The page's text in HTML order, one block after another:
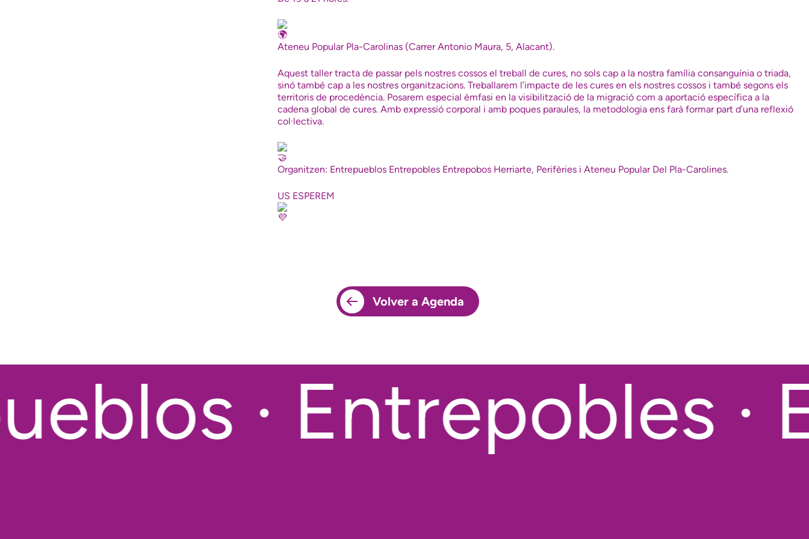
Ateneu Popular Pla-Carolinas (Carrer Antonio Maura, 5, Alacant).
Aquest taller tracta de passar pels nostres cossos el treball de cures, no sols cap a la nostra família consanguínia o triada,
sinó també cap a les nostres organitzacions. Treballarem l’impacte de les cures en els nostres cossos i també segons els
territoris de procedència. Posarem especial èmfasi en la visibilització de la migració com a aportació específica a la
cadena global de cures. Amb expressió corporal i amb poques paraules, la metodologia ens farà formar part d’una reflexió
col·lectiva.
Organitzen: Entrepueblos Entrepobles Entrepobos Herriarte, Perifèries iAteneu Popular Del Pla-Carolines.
US ESPEREM
Volver a Agenda
· Entrepobles ·